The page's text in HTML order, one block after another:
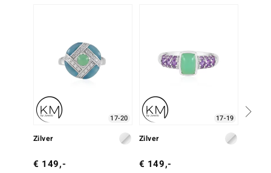
Collection
17-20
Zilver
€ 149,-
17-19
Zilver
€ 149,-